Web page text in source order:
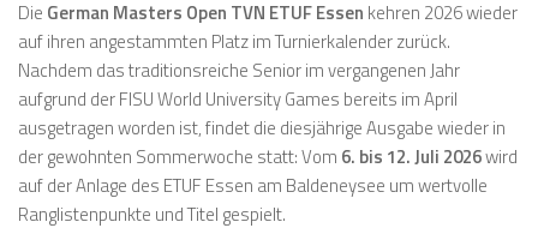
Die German Masters Open TVN ETUF Essen kehren 2026 wieder
auf ihren angestammten Platz im Turnierkalender zurück.
Nachdem das traditionsreiche Senior im vergangenen Jahr
aufgrund der FISU World University Games bereits im April
ausgetragen worden ist, findet die diesjährige Ausgabe wieder in
der gewohnten Sommerwoche statt: Vom 6. bis 12. Juli 2026wird
auf der Anlage des ETUF Essen am Baldeneysee um wertvolle
Ranglistenpunkte und Titel gespielt.